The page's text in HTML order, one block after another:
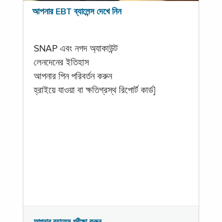
আপনার EBT ব্যালেন্স দেখে নিন
SNAP এবং নগদ অ্যাকাউন্ট
লেনদেনের ইতিহাস
আপনার পিন পরিবর্তন করুন
হ্রাইয়ে যাওয়া বা ক্ষতিগ্রস্থ রিপোর্ট কার্ড]